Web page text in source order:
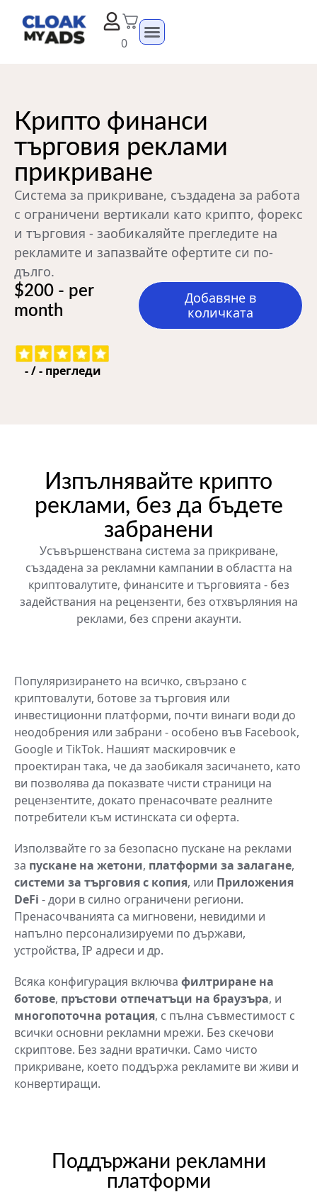
0
Крипто финанси
търговия реклами
прикриване
Система за прикриване, създадена за работа
с ограничени вертикали като крипто, форекс
и търговия - заобикаляйте прегледите на
рекламите и запазвайте офертите си по-
дълго.
$200 - per
month
Добавяне в
количката
-/-прегледи
Изпълнявайте крипто
реклами, без да бъдете
забранени
Усъвършенствана система за прикриване,
създадена за рекламни кампании в областта на
криптовалутите, финансите и търговията - без
задействания на рецензенти, без отхвърляния на
реклами, без спрени акаунти.
Популяризирането на всичко, свързано с
криптовалути, ботове за търговия или
инвестиционни платформи, почти винаги води до
неодобрения или забрани - особено във Facebook,
Google и TikTok. Нашият маскировчик е
проектиран така, че да заобикаля засичането, като
ви позволява да показвате чисти страници на
рецензентите, докато пренасочвате реалните
потребители към истинската си оферта.
Използвайте го за безопасно пускане на реклами
за пускане на жетони, платформи за залагане,
системи за търговия с копия, или Приложения
DeFi - дори в силно ограничени региони.
Пренасочванията са мигновени, невидими и
напълно персонализируеми по държави,
устройства, IP адреси и др.
Всяка конфигурация включва филтриране на
ботове, пръстови отпечатъци на браузъра, и
многопоточна ротация, с пълна съвместимост с
всички основни рекламни мрежи. Без скечови
скриптове. Без задни вратички. Само чисто
прикриване, което поддържа рекламите ви живи и
конвертиращи.
Поддържани рекламни
платформи